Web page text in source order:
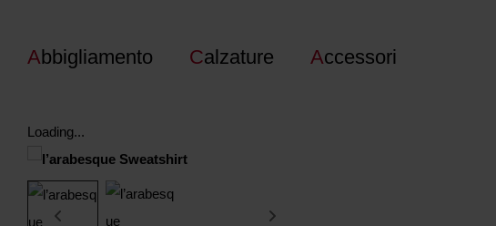
Abbigliamento Calzature Accessori
Loading...